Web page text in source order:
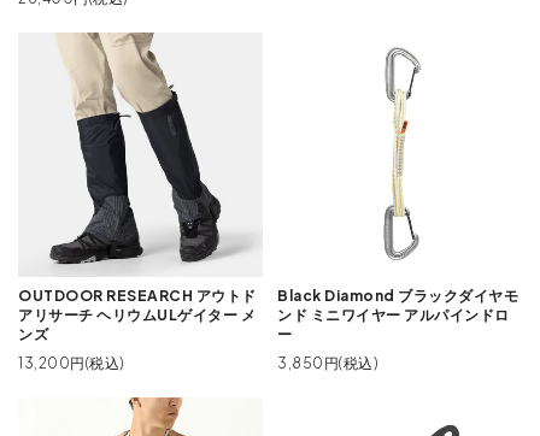
OUTDOOR RESEARCH アウトド
アリサーチ ヘリウムULゲイター メ
ンズ
13,200円(税込)
Black Diamond ブラックダイヤモ
ンド ミニワイヤー アルパインドロ
ー
3,850円(税込)